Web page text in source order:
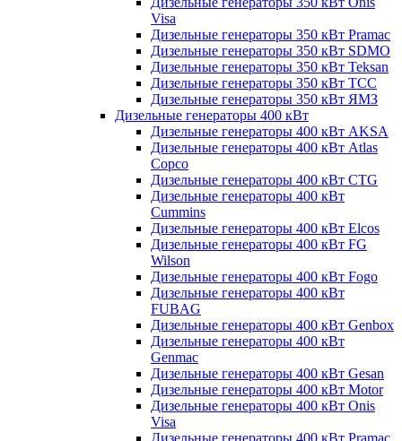
Visa
Дизельные генераторы 350 кВт Pramac
Дизельные генераторы 350 кВт SDMO
Дизельные генераторы 350 кВт Teksan
Дизельные генераторы 350 кВт ТСС
Дизельные генераторы 350 кВт ЯМЗ
Дизельные генераторы 400 кВт
Дизельные генераторы 400 кВт AKSA
Дизельные генераторы 400 кВт Atlas
Copco
Дизельные генераторы 400 кВт CTG
Дизельные генераторы 400 кВт
Cummins
Дизельные генераторы 400 кВт Elcos
Дизельные генераторы 400 кВт FG
Wilson
Дизельные генераторы 400 кВт Fogo
Дизельные генераторы 400 кВт
FUBAG
Дизельные генераторы 400 кВт Genbox
Дизельные генераторы 400 кВт
Genmac
Дизельные генераторы 400 кВт Gesan
Дизельные генераторы 400 кВт Motor
Дизельные генераторы 400 кВт Onis
Visa
Дизельные генераторы 400 кВт Pramac